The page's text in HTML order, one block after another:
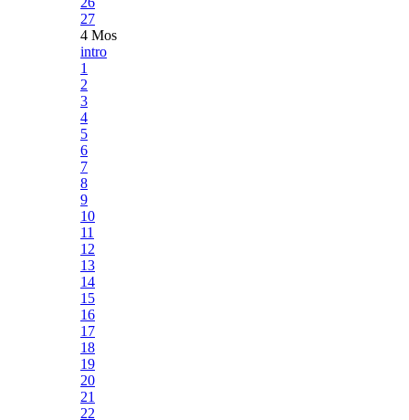
27
4 Mos
intro
1
2
3
4
5
6
7
8
9
10
11
12
13
14
15
16
17
18
19
20
21
22